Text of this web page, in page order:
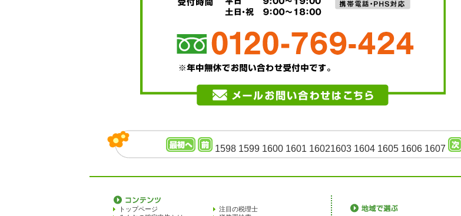
1598 1599 1600 1601 16021603 1604 1605 1606 1607
トップページ
注目の税理士